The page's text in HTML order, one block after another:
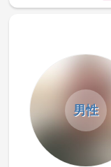
男性